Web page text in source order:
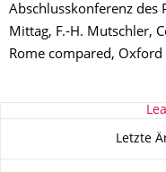
Abschlusskonferenz des
Mittag, F.-H. Mutschler,
Rome compared, Oxford
Zu dieser Seite
Letzte